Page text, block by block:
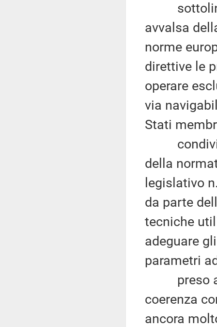
avvalsa
norme
direttive le
operare
via
Stati
della
legislativo
da parte
tecniche
adeguare
parametri
preso
coerenza
ancora